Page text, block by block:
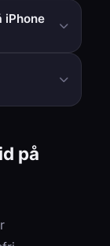
som inte
iPhone
iOS och
på